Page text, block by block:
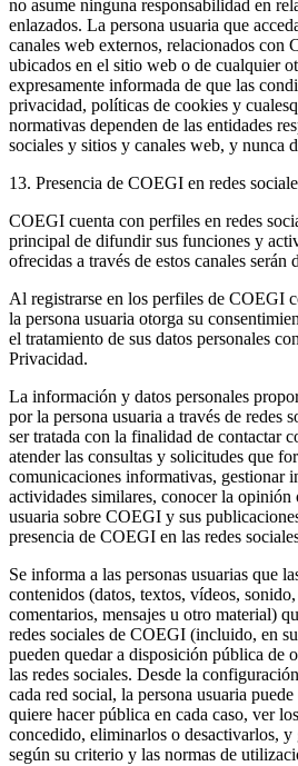
no asume ninguna responsabilidad en
enlazados. La persona usuaria que
canales web externos, relacionados con
ubicados en el sitio web o de cualquier
expresamente informada de que las
privacidad, políticas de cookies y
normativas dependen de las entidades
sociales y sitios y canales web, y nunca
13. Presencia de COEGI en redes
COEGI cuenta con perfiles en redes
principal de difundir sus funciones y
ofrecidas a través de estos canales serán
Al registrarse en los perfiles de COEGI
la persona usuaria otorga su
el tratamiento de sus datos personales
Privacidad.
La información y datos personales
por la persona usuaria a través de redes
ser tratada con la finalidad de contactar
atender las consultas y solicitudes que
comunicaciones informativas, gestionar
actividades similares, conocer la opinión
usuaria sobre COEGI y sus
presencia de COEGI en las redes
Se informa a las personas usuarias que
contenidos (datos, textos, vídeos,
comentarios, mensajes u otro material)
redes sociales de COEGI (incluido, en
pueden quedar a disposición pública de
las redes sociales. Desde la
cada red social, la persona usuaria
quiere hacer pública en cada caso, ver
concedido, eliminarlos o desactivarlos, y
según su criterio y las normas de